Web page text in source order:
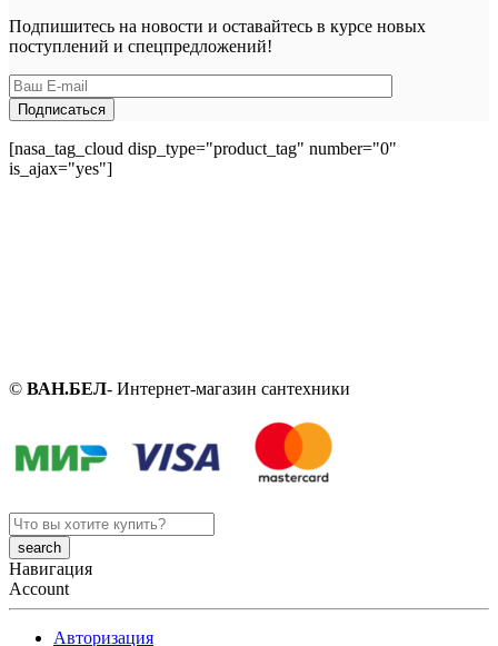
Подпишитесь на новости и оставайтесь в курсе новых
поступлений и спецпредложений!
[nasa_tag_cloud disp_type="product_tag" number="0"
is_ajax="yes"]
© ВАН.БЕЛ- Интернет-магазин сантехники
Search
here
Навигация
Account
Авторизация